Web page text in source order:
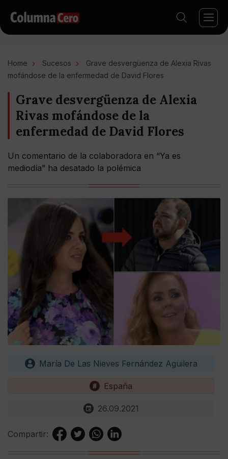
Home Sucesos
Grave desvergüenza de Alexia Rivas
mofándose de la enfermedad de David Flores
Grave desvergüenza de Alexia
Rivas mofándose de la
enfermedad de David Flores
Un comentario de la colaboradora en “Ya es
mediodía” ha desatado la polémica
María De Las Nieves Fernández Aguilera
España
26.09.2021
Compartir: